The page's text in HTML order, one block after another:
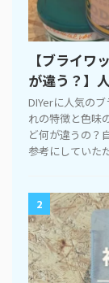
【ブライワ
が違う？】
DIYerに人気の
れの特徴と色味
ど何が違うの？
参考にしていた
2